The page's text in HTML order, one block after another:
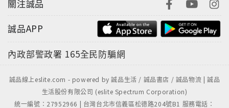
關注誠品
誠品APP
內政部警政署 165全民防騙網
誠品線上eslite.com - powered by 誠品生活 / 誠品書店 / 誠品物流 | 誠品
生活股份有限公司 (eslite Spectrum Corporation)
統一編號：27952966 | 台灣台北市信義區松德路204號B1 服務電話：